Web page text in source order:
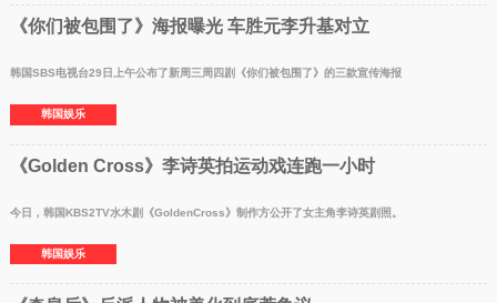
《你们被包围了》海报曝光 车胜元李升基对立
韩国SBS电视台29日上午公布了新周三周四剧《你们被包围了》的三款宣传海报
韩国娱乐
《Golden Cross》李诗英拍运动戏连跑一小时
今日，韩国KBS2TV水木剧《GoldenCross》制作方公开了女主角李诗英剧照。
韩国娱乐